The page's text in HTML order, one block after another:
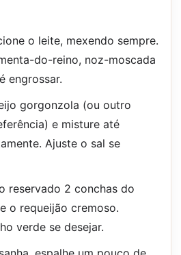
o leite, mexendo sempre.
do-reino, noz-moscada
engrossar.
gorgonzola (ou outro
e misture até
Ajuste o sal se
reservado 2 conchas do
o requeijão cremoso.
verde se desejar.